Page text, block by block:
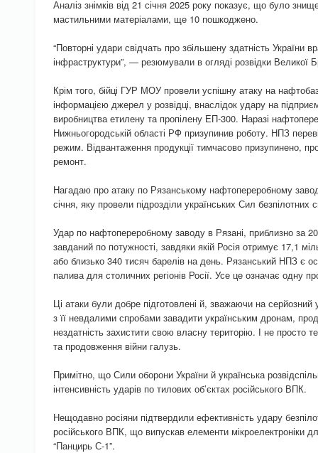
Аналіз знімків від 21 січня 2025 року показує, що було
мастильними матеріалами, ще 10 пошкоджено.
“Повторні удари свідчать про збільшену здатність України
інфраструктури”, — резюмували в огляді розвідки Великої
Крім того, бійці ГУР МОУ провели успішну атаку на
інформацією джерел у розвідці, внаслідок удару на
виробництва етилену та пропілену ЕП-300. Наразі
Нижньогородській області РФ призупинив роботу. НПЗ
режим. Відвантаження продукції тимчасово призупинено,
ремонт.
Нагадаю про атаку по Рязанському нафтопереробному
січня, яку провели підрозділи українських Сил безпілотних
Удар по нафтопереробному заводу в Рязані, приблизно за
завданий по потужності, завдяки якій Росія отримує 17,1
або близько 340 тисяч барелів на день. Рязанський НПЗ є
палива для столичних регіонів Росії. Усе це означає одну
Ці атаки були добре підготовлені й, зважаючи на серйозний
з її невдалими спробами завадити українським дронам,
нездатність захистити свою власну територію. І не просто
та продовження війни галузь.
Примітно, що Сили оборони України й українська
інтенсивність ударів по тилових об’єктах російського ВПК.
Нещодавно росіяни підтвердили ефективність удару
російського ВПК, що випускав елементи мікроелектроніки
“Панцирь С-1”.